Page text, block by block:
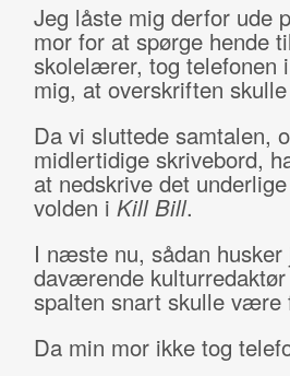
Jeg låste mig derfor ude
mor for at spørge hende
skolelærer, tog telefonen
mig, at overskriften
Da vi sluttede samtalen,
midlertidige skrivebord,
at nedskrive det
volden i Kill Bill.
I næste nu, sådan
daværende
spalten snart skulle
Da min mor ikke tog